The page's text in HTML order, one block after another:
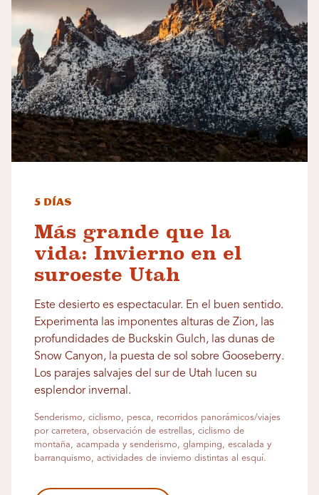
5 días
Más grande que la
vida: Invierno en el
suroeste Utah
Este desierto es espectacular. En el buen sentido.
Experimenta las imponentes alturas de Zion, las
profundidades de Buckskin Gulch, las dunas de
Snow Canyon, la puesta de sol sobre Gooseberry.
Los parajes salvajes del sur de Utah lucen su
esplendor invernal.
Senderismo, ciclismo, pesca, recorridos panorámicos/viajes
por carretera, observación de estrellas, ciclismo de
montaña, acampada y senderismo, glamping, escalada y
barranquismo, actividades de invierno distintas al esquí.